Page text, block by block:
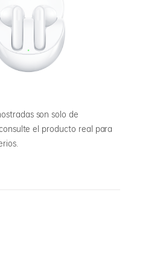
son solo de
el producto real para